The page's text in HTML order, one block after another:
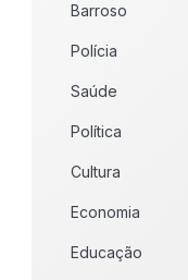
Barroso
Polícia
Saúde
Política
Cultura
Economia
Educação